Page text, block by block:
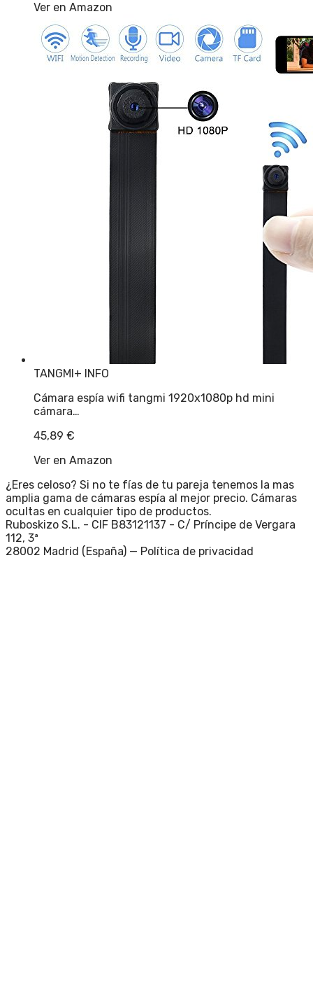
Ver en Amazon
TANGMI+ INFO
Cámara espía wifi tangmi 1920x1080p hd mini
cámara…
45,89 €
Ver en Amazon
¿Eres celoso? Si no te fías de tu pareja tenemos la mas
amplia gama de cámaras espía al mejor precio. Cámaras
ocultas en cualquier tipo de productos.
Ruboskizo S.L. - CIF B83121137 - C/ Príncipe de Vergara
112, 3ª
28002 Madrid (España) — Política de privacidad